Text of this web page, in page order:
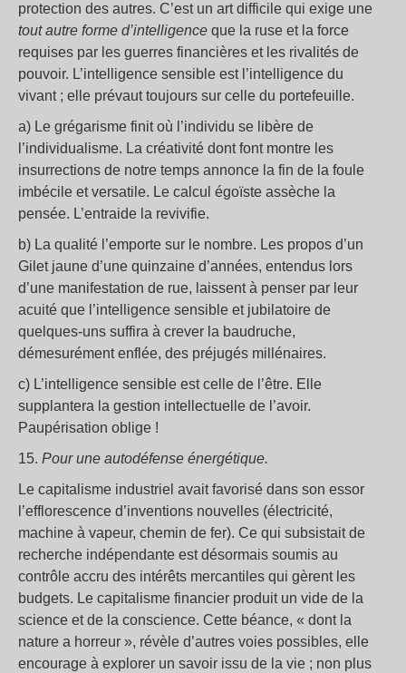
protection des autres. C’est un art difficile qui exige une
tout autre forme d’intelligence que la ruse et la force
requises par les guerres financières et les rivalités de
pouvoir. L’intelligence sensible est l’intelligence du
vivant ; elle prévaut toujours sur celle du portefeuille.
a) Le grégarisme finit où l’individu se libère de
l’individualisme. La créativité dont font montre les
insurrections de notre temps annonce la fin de la foule
imbécile et versatile. Le calcul égoïste assèche la
pensée. L’entraide la revivifie.
b) La qualité l’emporte sur le nombre. Les propos d’un
Gilet jaune d’une quinzaine d’années, entendus lors
d’une manifestation de rue, laissent à penser par leur
acuité que l’intelligence sensible et jubilatoire de
quelques-uns suffira à crever la baudruche,
démesurément enflée, des préjugés millénaires.
c) L’intelligence sensible est celle de l’être. Elle
supplantera la gestion intellectuelle de l’avoir.
Paupérisation oblige !
15. Pour une autodéfense énergétique.
Le capitalisme industriel avait favorisé dans son essor
l’efflorescence d’inventions nouvelles (électricité,
machine à vapeur, chemin de fer). Ce qui subsistait de
recherche indépendante est désormais soumis au
contrôle accru des intérêts mercantiles qui gèrent les
budgets. Le capitalisme financier produit un vide de la
science et de la conscience. Cette béance, « dont la
nature a horreur », révèle d’autres voies possibles, elle
encourage à explorer un savoir issu de la vie ; non plus